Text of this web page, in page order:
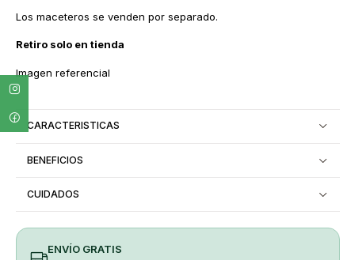
Los maceteros se venden por separado.
Retiro solo en tienda
Imagen referencial
CARACTERISTICAS
BENEFICIOS
CUIDADOS
ENVÍO GRATIS